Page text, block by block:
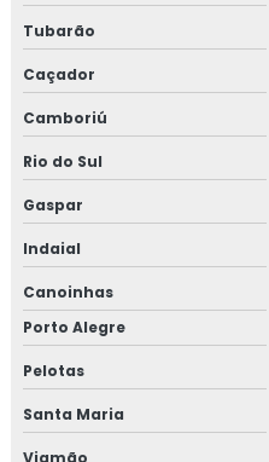
Tubarão
Caçador
Camboriú
Rio do Sul
Gaspar
Indaial
Canoinhas
Porto Alegre
Pelotas
Santa Maria
Viamão